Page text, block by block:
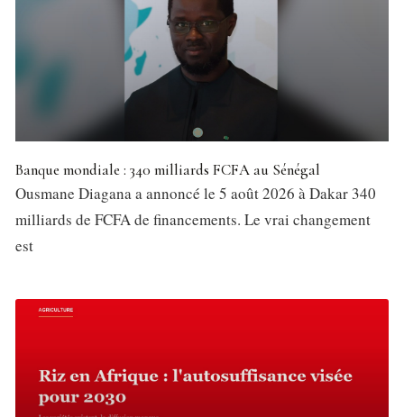
Banque mondiale : 340 milliards FCFA au Sénégal
Ousmane Diagana a annoncé le 5 août 2026 à Dakar 340
milliards de FCFA de financements. Le vrai changement
est